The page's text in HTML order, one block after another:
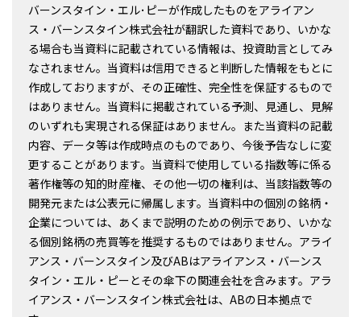
バーンスタイン・エル･ピーが作成したものをアライアン
ス・バーンスタイン株式会社が翻訳した資料であり、いかな
る場合も当資料に記載されている情報は、投資助言としてみ
なされません。当資料は信用できると判断した情報をもとに
作成しておりますが、その正確性、完全性を保証するもので
はありません。当資料に掲載されている予測、見通し、見解
のいずれも実現される保証はありません。また当資料の記載
内容、データ等は作成時点のものであり、今後予告なしに変
更することがあります。当資料で使用している指数等に係る
著作権等の知的財産権、その他一切の権利は、当該指数等の
開発元または公表元に帰属します。当資料中の個別の銘柄・
企業については、あくまで説明のための例示であり、いかな
る個別銘柄の売買等を推奨するものではありません。アライ
アンス・バーンスタイン及びABはアライアンス・バーンス
タイン・エル・ピーとその傘下の関連会社を含みます。アラ
イアンス・バーンスタイン株式会社は、ABの日本拠点で